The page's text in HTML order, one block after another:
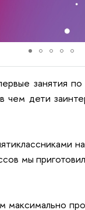
занятия
чем дети
мы
максимально